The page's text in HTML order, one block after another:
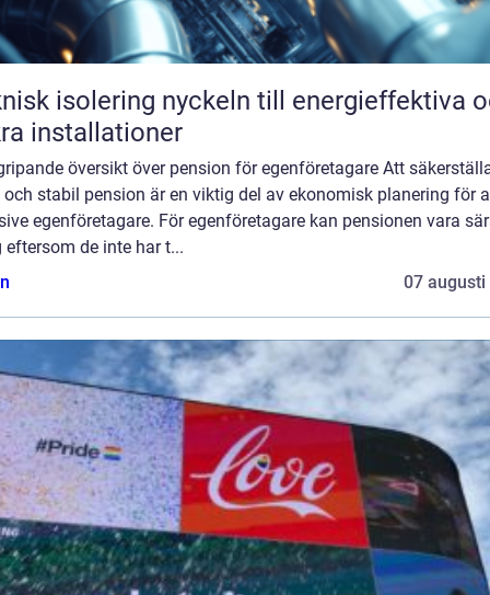
nyckeln till energieffektiva och
installationer
översikt över pension för egenföretagare Att
och stabil pension är en viktig del av ekonomisk planering för
egenföretagare. För egenföretagare kan pensionen vara
eftersom de inte har t...
07 augusti